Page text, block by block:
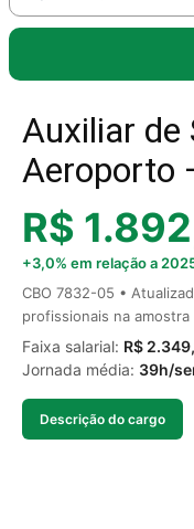
Auxiliar de
Aeroporto
R$
+3,0% em relação a
CBO 7832-05 •
profissionais na amostra
Faixa salarial: R$
Jornada média: 39h/
Descrição do cargo